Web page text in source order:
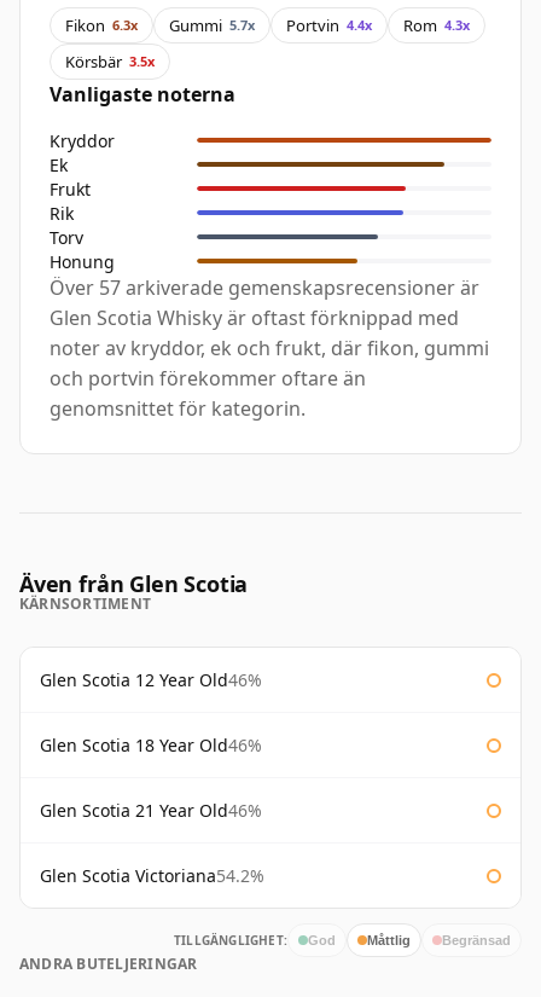
Fikon 6.3x Gummi 5.7x Portvin 4.4x Rom 4.3x
Körsbär 3.5x
Vanligaste noterna
Kryddor
Ek
Frukt
Rik
Torv
Honung
Över 57 arkiverade gemenskapsrecensioner är
Glen Scotia Whisky är oftast förknippad med
noter av kryddor, ek och frukt, där fikon, gummi
och portvin förekommer oftare än
genomsnittet för kategorin.
Även från Glen Scotia
KÄRNSORTIMENT
Glen Scotia 12 Year Old46%
Glen Scotia 18 Year Old46%
Glen Scotia 21 Year Old46%
Glen Scotia Victoriana54.2%
TILLGÄNGLIGHET: God Måttlig Begränsad
ANDRA BUTELJERINGAR